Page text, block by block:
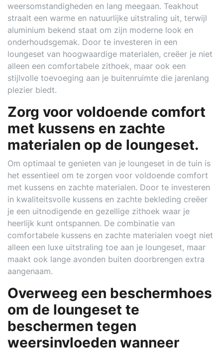
weersomstandigheden en lang meegaan. Teakhout
straalt een warme en natuurlijke uitstraling uit, terwijl
aluminium bekend staat om zijn moderne look en
onderhoudsgemak. Door te investeren in een
loungeset van hoogwaardige materialen, creëer je niet
alleen een comfortabele zithoek, maar ook een
stijlvolle toevoeging aan je buitenruimte die jarenlang
plezier biedt.
Zorg voor voldoende comfort
met kussens en zachte
materialen op de loungeset.
Om optimaal te genieten van je loungeset in de tuin is
het essentieel om te zorgen voor voldoende comfort
met kussens en zachte materialen. Door te investeren
in kwaliteitsvolle kussens en zachte bekleding creëer
je een uitnodigende en gezellige zithoek waar je
heerlijk kunt ontspannen. De combinatie van
comfortabele kussens en zachte materialen voegt niet
alleen een luxe uitstraling toe aan je loungeset, maar
maakt ook lange avonden buiten doorbrengen extra
aangenaam.
Overweeg een beschermhoes
om de loungeset te
beschermen tegen
weersinvloeden wanneer